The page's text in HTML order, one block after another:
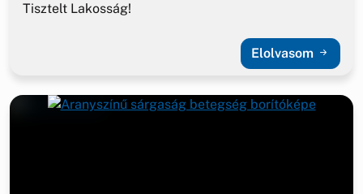
Tisztelt Lakosság!
Elolvasom